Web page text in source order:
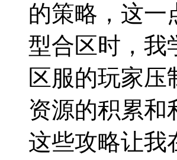
的策略，这一
型合区时，我
区服的玩家
资源的积累和
这些攻略让我